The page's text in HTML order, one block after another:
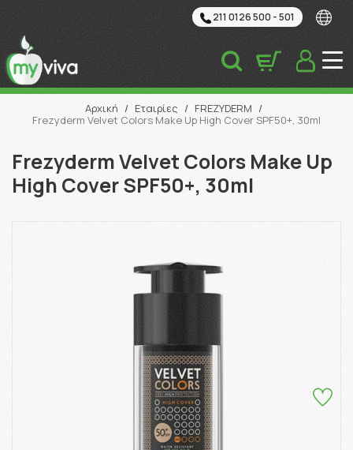
211 0126 500 - 501
Αναζήτηση
Αρχική / Εταιρίες / FREZYDERM /
Frezyderm Velvet Colors Make Up High Cover SPF50+, 30ml
Frezyderm Velvet Colors Make Up
High Cover SPF50+, 30ml